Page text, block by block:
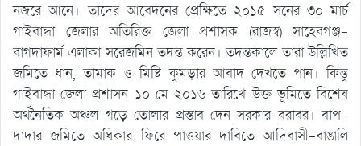
নজরে আনে। তাদের আবেদনের প্রেক্ষিতে ২০১৫ সনের ৩০ মার্চ
গাইবান্ধা জেলার অতিরিক্ত জেলা প্রশাসক (রাজস্ব) সাহেবগঞ্জ-
বাগদাফার্ম এলাকা সরেজমিন তদন্ত করেন। তদন্তকালে তারা উল্লিখিত
জমিতে ধান, তামাক ও মিষ্টি কুমড়ার আবাদ দেখতে পান। কিন্তু
গাইবান্ধা জেলা প্রশাসন ১০ মে ২০১৬ তারিখে উক্ত ভূমিতে বিশেষ
অর্থনৈতিক অঞ্চল গড়ে তোলার প্রস্তাব দেন সরকার বরাবর। বাপ-
দাদার জমিতে অধিকার ফিরে পাওয়ার দাবিতে আদিবাসী-বাঙালি